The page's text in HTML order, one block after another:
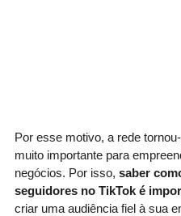
Por esse motivo, a rede
muito importante para
negócios. Por isso, saber
seguidores no TikTok é
criar uma audiência fiel à sua